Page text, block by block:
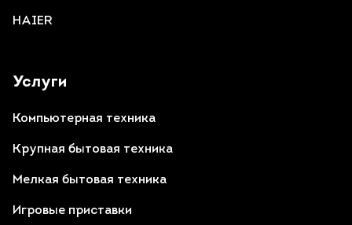
Услуги
Компьютерная техника
Крупная бытовая техника
Мелкая бытовая техника
Игровые приставки
HAIER